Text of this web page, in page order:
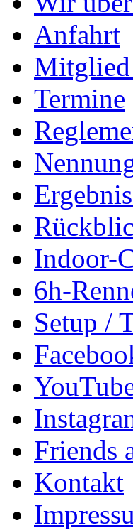
Anfahrt
Mitglied
Termine
Indoor-
6h-
Setup /
Friends
Kontakt